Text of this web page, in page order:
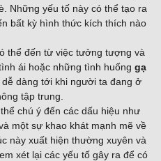
Những yếu tố này có thể tạo ra
bất kỳ hình thức kích thích nào
thể đến từ việc tưởng tượng và
ái hoặc những tình huống gạ
dễ dàng tới khi người ta đang ở
tập trung.
chú ý đến các dấu hiệu như
một sự khao khát mạnh mẽ về
này xuất hiện thường xuyên và
xét lại các yếu tố gây ra để có